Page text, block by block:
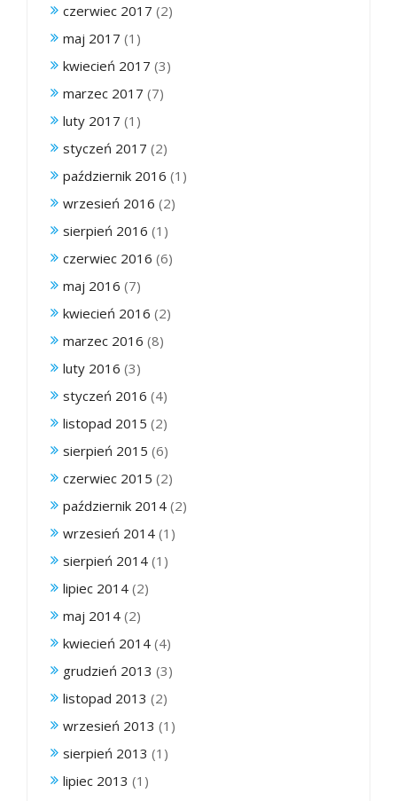
czerwiec 2017 (2)
maj 2017 (1)
kwiecień 2017 (3)
marzec 2017 (7)
luty 2017 (1)
styczeń 2017 (2)
październik 2016 (1)
wrzesień 2016 (2)
sierpień 2016 (1)
czerwiec 2016 (6)
maj 2016 (7)
kwiecień 2016 (2)
marzec 2016 (8)
luty 2016 (3)
styczeń 2016 (4)
listopad 2015 (2)
sierpień 2015 (6)
czerwiec 2015 (2)
październik 2014 (2)
wrzesień 2014 (1)
sierpień 2014 (1)
lipiec 2014 (2)
maj 2014 (2)
kwiecień 2014 (4)
grudzień 2013 (3)
listopad 2013 (2)
wrzesień 2013 (1)
sierpień 2013 (1)
lipiec 2013 (1)